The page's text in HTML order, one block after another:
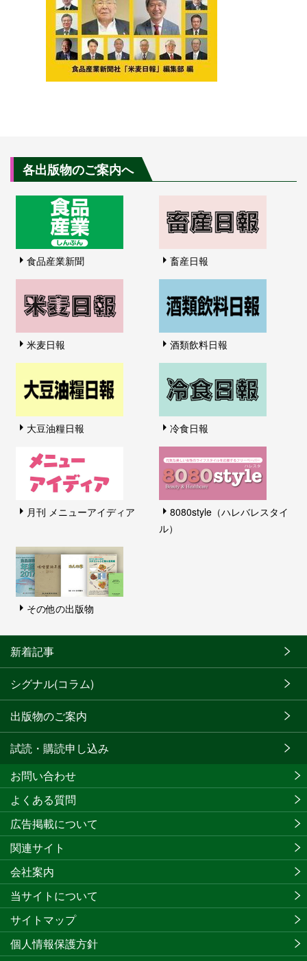
各出版物のご案内へ
食品産業新聞 畜産日報
米麦日報 酒類飲料日報
大豆油糧日報 冷食日報
月刊 メニューアイディア
8080style（ハレバレスタイ
ル）
その他の出版物
新着記事
シグナル(コラム)
出版物のご案内
試読・購読申し込み
お問い合わせ
よくある質問
広告掲載について
関連サイト
会社案内
当サイトについて
サイトマップ
個人情報保護方針